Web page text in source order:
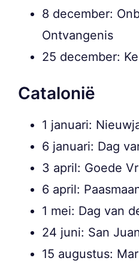
8 december:
Ontvangenis
25 december:
Catalonië
1 januari:
6 januari: Dag
3 april: Goede
6 april:
1 mei: Dag van
24 juni: San
15 augustus: